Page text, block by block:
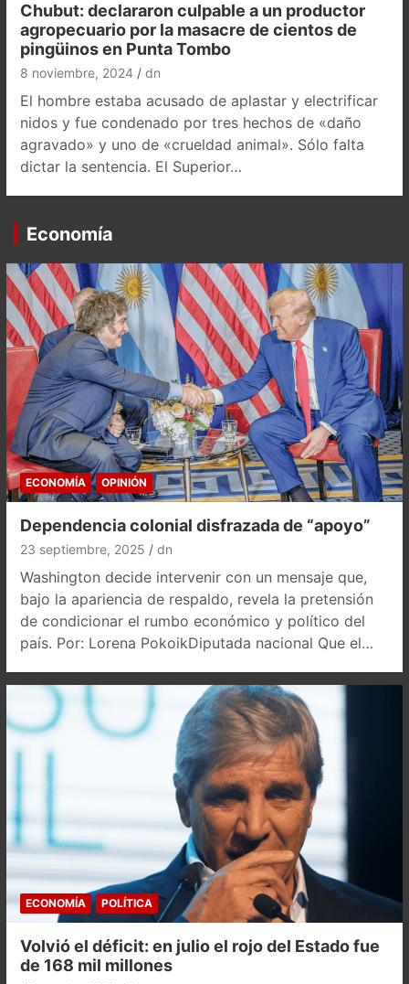
Chubut: declararon culpable a un productor
agropecuario por la masacre de cientos de
pingüinos en Punta Tombo
8 noviembre, 2024 dn
El hombre estaba acusado de aplastar y electrificar
nidos y fue condenado por tres hechos de «daño
agravado» y uno de «crueldad animal». Sólo falta
dictar la sentencia. El Superior…
Economía
ECONOMÍA OPINIÓN
Dependencia colonial disfrazada de “apoyo”
23 septiembre, 2025 dn
Washington decide intervenir con un mensaje que,
bajo la apariencia de respaldo, revela la pretensión
de condicionar el rumbo económico y político del
país. Por: Lorena PokoikDiputada nacional Que el…
ECONOMÍA POLÍTICA
Volvió el déficit: en julio el rojo del Estado fue
de 168 mil millones